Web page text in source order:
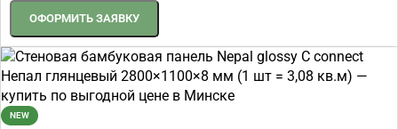
ОФОРМИТЬ ЗАЯВКУ
NEW